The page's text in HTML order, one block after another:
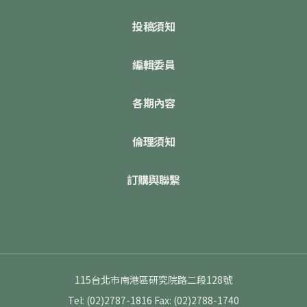
投稿須知
編輯委員
各期內容
倫理須知
訂購與聯繫
115台北市南港區研究院路二段128號
Tel: (02)2787-1816 Fax: (02)2788-1740